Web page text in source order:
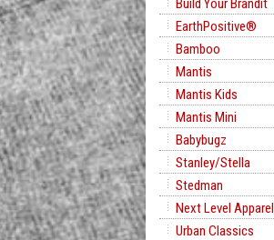
Build Your Brandit
EarthPositive®
Bamboo
Mantis
Mantis Kids
Mantis Mini
Babybugz
Stanley/Stella
Stedman
Next Level Apparel
Urban Classics